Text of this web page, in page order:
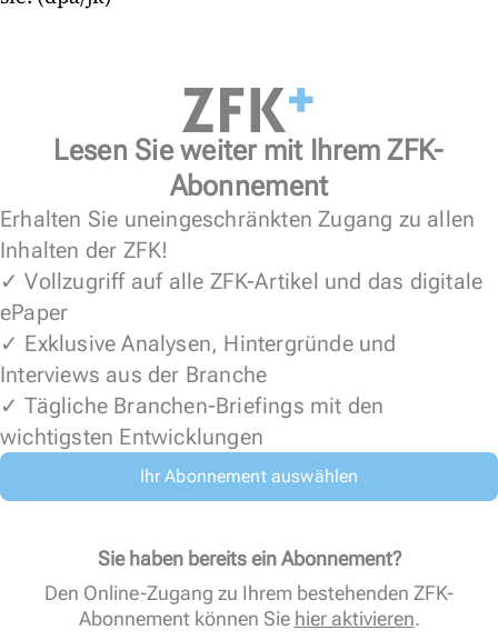
Lesen Sie weiter mit Ihrem ZFK-
Abonnement
Erhalten Sie uneingeschränkten Zugang zu allen
Inhalten der ZFK!
✓ Vollzugriff auf alle ZFK-Artikel und das digitale
ePaper
✓ Exklusive Analysen, Hintergründe und
Interviews aus der Branche
✓ Tägliche Branchen-Briefings mit den
wichtigsten Entwicklungen
Ihr Abonnement auswählen
Sie haben bereits ein Abonnement?
Den Online-Zugang zu Ihrem bestehenden ZFK-
Abonnement können Sie hier aktivieren.